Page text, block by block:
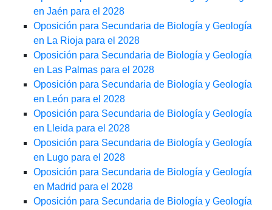
en Jaén para el 2028
Oposición para Secundaria de Biología y Geología
en La Rioja para el 2028
Oposición para Secundaria de Biología y Geología
en Las Palmas para el 2028
Oposición para Secundaria de Biología y Geología
en León para el 2028
Oposición para Secundaria de Biología y Geología
en Lleida para el 2028
Oposición para Secundaria de Biología y Geología
en Lugo para el 2028
Oposición para Secundaria de Biología y Geología
en Madrid para el 2028
Oposición para Secundaria de Biología y Geología